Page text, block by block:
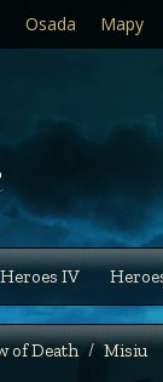
Heroes IV
of Death Misiu
Osada Mapy